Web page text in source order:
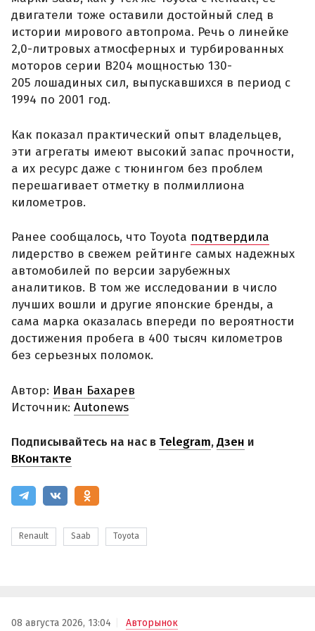
двигатели тоже оставили достойный след в
истории мирового автопрома. Речь о линейке
2,0-литровых атмосферных и турбированных
моторов серии B204 мощностью 130-
205 лошадиных сил, выпускавшихся в период с
1994 по 2001 год.
Как показал практический опыт владельцев,
эти агрегаты имеют высокий запас прочности,
а их ресурс даже с тюнингом без проблем
перешагивает отметку в полмиллиона
километров.
Ранее сообщалось, что Toyota подтвердила
лидерство в свежем рейтинге самых надежных
автомобилей по версии зарубежных
аналитиков. В том же исследовании в число
лучших вошли и другие японские бренды, а
сама марка оказалась впереди по вероятности
достижения пробега в 400 тысяч километров
без серьезных поломок.
Автор: Иван Бахарев
Источник: Autonews
Подписывайтесь на нас в Telegram,Дзен и
ВКонтакте
Renault Saab Toyota
08 августа 2026, 13:04 Авторынок